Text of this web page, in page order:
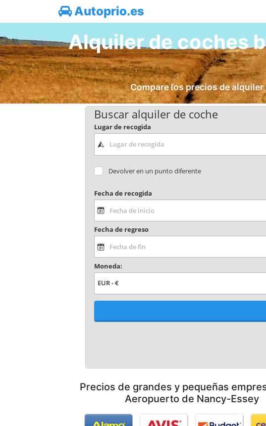
Autoprio.es
Alquiler de coches
Compare los precios de
Precios de grandes y pequeñas
Aeropuerto de Nancy-Essey